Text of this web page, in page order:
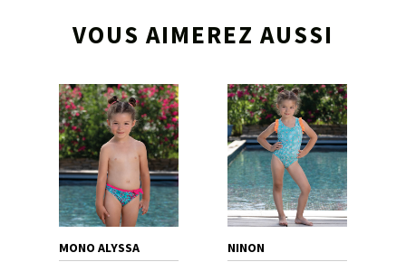
VOUS AIMEREZ AUSSI
MONO ALYSSA NINON